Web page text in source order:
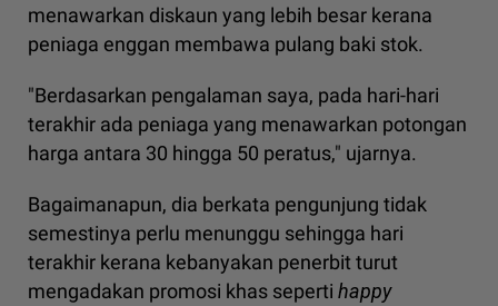
menawarkan diskaun yang lebih besar kerana
peniaga enggan membawa pulang baki stok.
"Berdasarkan pengalaman saya, pada hari-hari
terakhir ada peniaga yang menawarkan potongan
harga antara 30 hingga 50 peratus," ujarnya.
Bagaimanapun, dia berkata pengunjung tidak
semestinya perlu menunggu sehingga hari
terakhir kerana kebanyakan penerbit turut
mengadakan promosi khas seperti happy